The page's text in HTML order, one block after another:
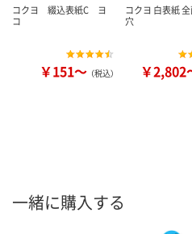
コクヨ 綴込表紙C ヨ
コ
￥151～ （税込）
コクヨ 白表紙
穴
￥2,802
一緒に購入する